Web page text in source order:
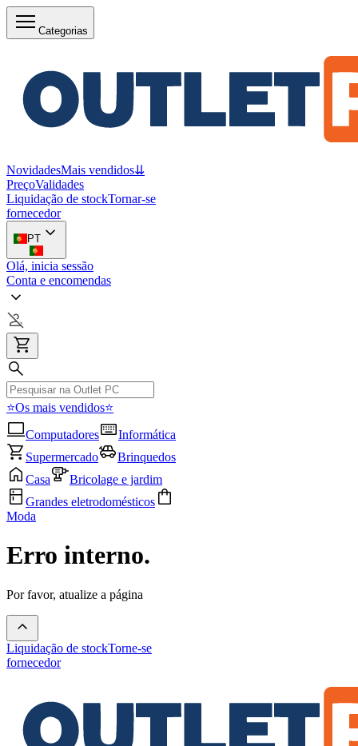
Categorias
NovidadesMais vendidos⇊
PreçoValidades
Liquidação de stockTornar-se
fornecedor
PT
Olá, inicia sessão
Conta e encomendas
⭐Os mais vendidos⭐
Computadores
Informática
Supermercado
Brinquedos
Casa
Bricolage e jardim
Grandes eletrodomésticos
Moda
Erro interno.
Por favor, atualize a página
Liquidação de stockTorne-se
fornecedor